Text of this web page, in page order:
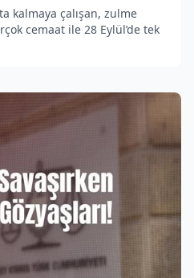
kalmaya çalışan, zulme
cemaat ile 28 Eylül’de tek